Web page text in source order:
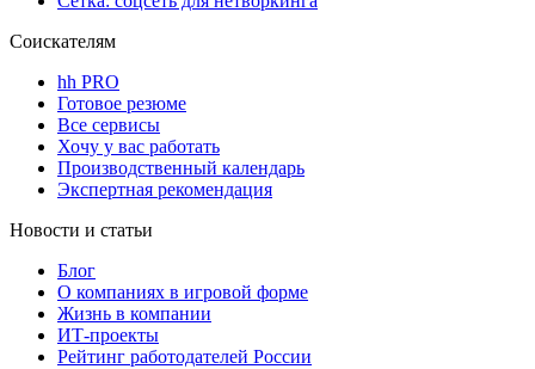
Соискателям
hh PRO
Готовое резюме
Все сервисы
Хочу у вас работать
Производственный календарь
Экспертная рекомендация
Новости и статьи
Блог
О компаниях в игровой форме
Жизнь в компании
ИТ-проекты
Рейтинг работодателей России